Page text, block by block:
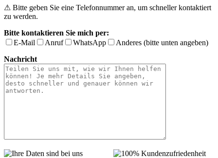
⚠ Bitte geben Sie eine Telefonnummer an, um schneller kontaktiert
zu werden.
Bitte kontaktieren Sie mich per:
E-Mail
Anruf WhatsApp
Anderes (bitte unten angeben)
Nachricht